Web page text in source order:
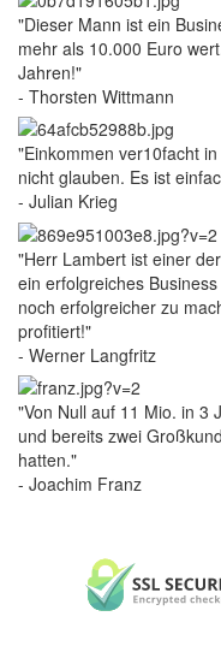
"Dieser Mann ist ein
mehr als 10.000 Euro
Jahren!"
- Thorsten Wittmann
"Einkommen ver10facht
nicht glauben. Es ist
- Julian Krieg
"Herr Lambert ist einer
ein erfolgreiches
noch erfolgreicher zu
profitiert!"
- Werner Langfritz
"Von Null auf 11 Mio. in 3
und bereits zwei
hatten."
- Joachim Franz